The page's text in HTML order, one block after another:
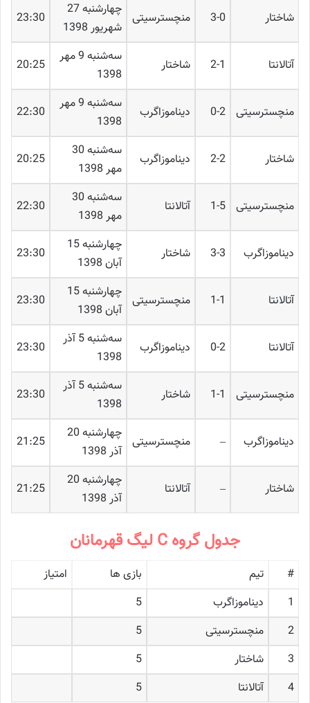
شاختار 3-0 منچسترسیتی
چهارشنبه 27
شهریور 1398
23:30
آتالانتا 2-1 شاختار
ﺳﻪشنبه 9 مهر
1398
20:25
منچسترسیتی 0-2 دیناموزاگرب
ﺳﻪشنبه 9 مهر
1398
22:30
شاختار 2-2 دیناموزاگرب
ﺳﻪشنبه 30
مهر 1398
20:25
منچسترسیتی 1-5 آتالانتا
ﺳﻪشنبه 30
مهر 1398
22:30
دیناموزاگرب 3-3 شاختار
چهارشنبه 15
آبان 1398
23:30
آتالانتا 1-1 منچسترسیتی
چهارشنبه 15
آبان 1398
23:30
آتالانتا 0-2 دیناموزاگرب
ﺳﻪشنبه 5 آذر
1398
23:30
منچسترسیتی 1-1 شاختار
ﺳﻪشنبه 5 آذر
1398
23:30
دیناموزاگرب – منچسترسیتی
چهارشنبه 20
آذر 1398
21:25
شاختار – آتالانتا
چهارشنبه 20
آذر 1398
21:25
جدول گروه C لیگ قهرمانان
# تیم بازی ها
امتیاز
1
دیناموزاگرب
5
2
منچسترسیتی
5
3
شاختار
5
4
آتالانتا 5